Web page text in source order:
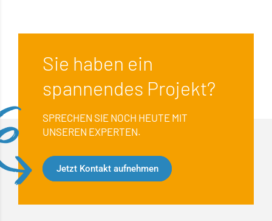
Sie haben ein
spannendes Projekt?
SPRECHEN SIE NOCH HEUTE MIT
UNSEREN EXPERTEN.
Jetzt Kontakt aufnehmen